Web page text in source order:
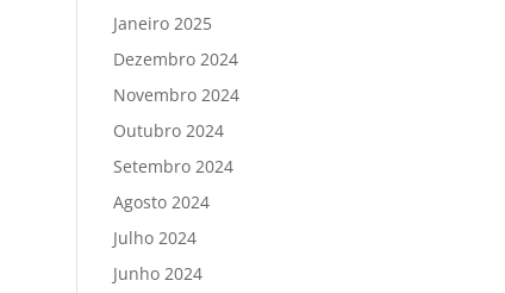
Janeiro 2025
Dezembro 2024
Novembro 2024
Outubro 2024
Setembro 2024
Agosto 2024
Julho 2024
Junho 2024